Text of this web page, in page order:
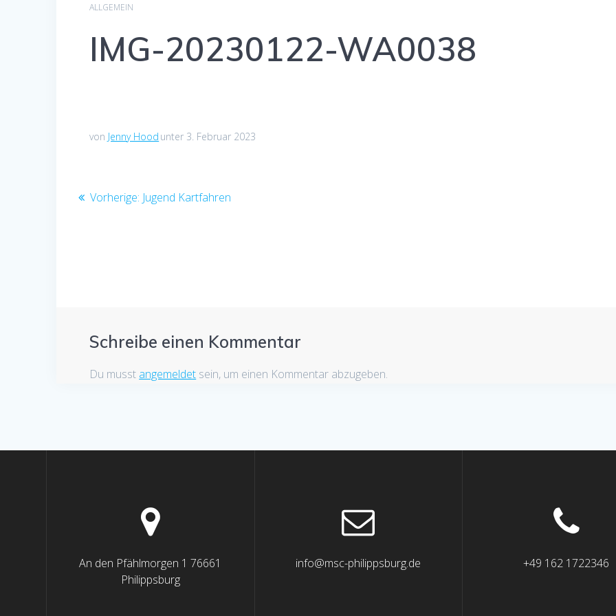
ALLGEMEIN
IMG-20230122-WA0038
von Jenny Hood unter 3. Februar 2023
Beitragsnavigation
Vorherige: Vorheriger
Jugend Kartfahren
Schreibe einen Kommentar
Du musst angemeldet sein, um einen Kommentar abzugeben.
An den Pfählmorgen 1 76661
Philippsburg
info@msc-philippsburg.de +49 162 1722346